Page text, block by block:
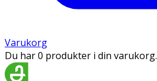
Varukorg
Du har 0 produkter i din varukorg.